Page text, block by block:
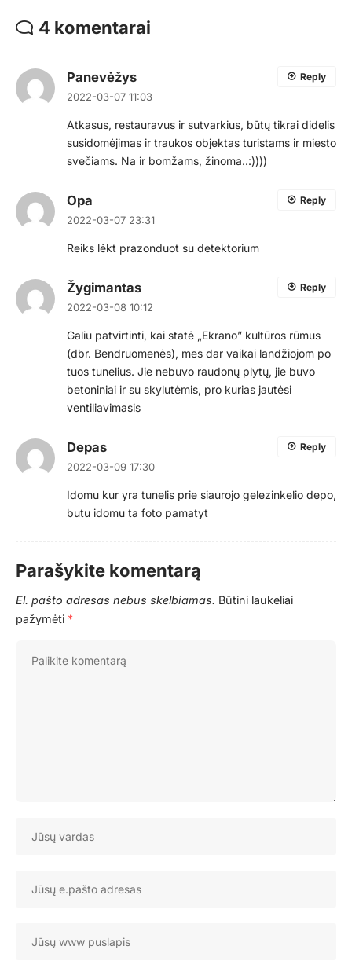
4 komentarai
Panevėžys
2022-03-07 11:03
Atkasus, restauravus ir sutvarkius, būtų tikrai didelis
susidomėjimas ir traukos objektas turistams ir miesto
svečiams. Na ir bomžams, žinoma..:))))
Reply
Opa
2022-03-07 23:31
Reiks lėkt prazonduot su detektorium
Reply
Žygimantas
2022-03-08 10:12
Galiu patvirtinti, kai statė „Ekrano” kultūros rūmus
(dbr. Bendruomenės), mes dar vaikai landžiojom po
tuos tunelius. Jie nebuvo raudonų plytų, jie buvo
betoniniai ir su skylutėmis, pro kurias jautėsi
ventiliavimasis
Reply
Depas
2022-03-09 17:30
Idomu kur yra tunelis prie siaurojo gelezinkelio depo,
butu idomu ta foto pamatyt
Reply
Parašykite komentarą
El. pašto adresas nebus skelbiamas. Būtini laukeliai
pažymėti *